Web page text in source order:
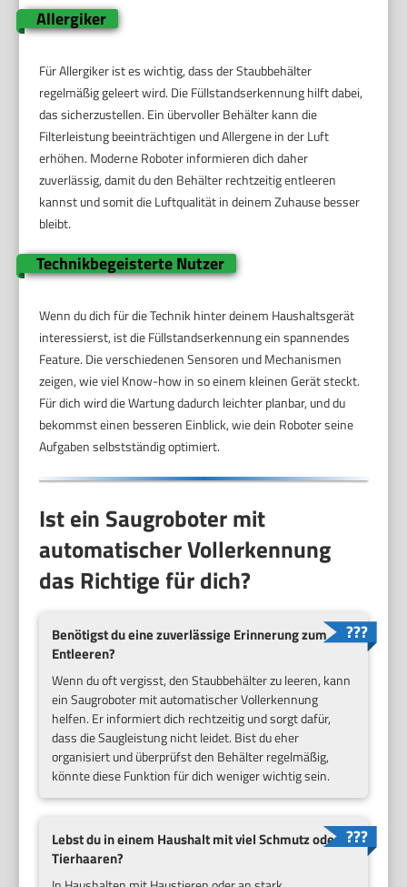
Allergiker
Für Allergiker ist es wichtig, dass der Staubbehälter
regelmäßig geleert wird. Die Füllstandserkennung hilft dabei,
das sicherzustellen. Ein übervoller Behälter kann die
Filterleistung beeinträchtigen und Allergene in der Luft
erhöhen. Moderne Roboter informieren dich daher
zuverlässig, damit du den Behälter rechtzeitig entleeren
kannst und somit die Luftqualität in deinem Zuhause besser
bleibt.
Technikbegeisterte Nutzer
Wenn du dich für die Technik hinter deinem Haushaltsgerät
interessierst, ist die Füllstandserkennung ein spannendes
Feature. Die verschiedenen Sensoren und Mechanismen
zeigen, wie viel Know-how in so einem kleinen Gerät steckt.
Für dich wird die Wartung dadurch leichter planbar, und du
bekommst einen besseren Einblick, wie dein Roboter seine
Aufgaben selbstständig optimiert.
Ist ein Saugroboter mit
automatischer Vollerkennung
das Richtige für dich?
Benötigst du eine zuverlässige Erinnerung zum
Entleeren?
Wenn du oft vergisst, den Staubbehälter zu leeren, kann
ein Saugroboter mit automatischer Vollerkennung
helfen. Er informiert dich rechtzeitig und sorgt dafür,
dass die Saugleistung nicht leidet. Bist du eher
organisiert und überprüfst den Behälter regelmäßig,
könnte diese Funktion für dich weniger wichtig sein.
Lebst du in einem Haushalt mit viel Schmutz oder
Tierhaaren?